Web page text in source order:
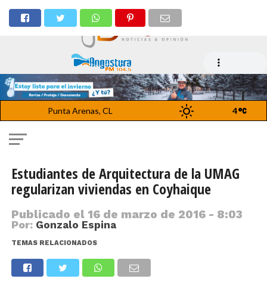
Punta Arenas, CL 4
Estudiantes de Arquitectura de la UMAG
regularizan viviendas en Coyhaique
Publicado el 16 de marzo de 2016 - 8:03
Por: Gonzalo Espina
TEMAS RELACIONADOS